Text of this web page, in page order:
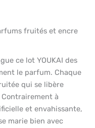
fruités et encre
ce lot YOUKAI des
le parfum. Chaque
qui se libère
à
et envahissante,
marie bien avec